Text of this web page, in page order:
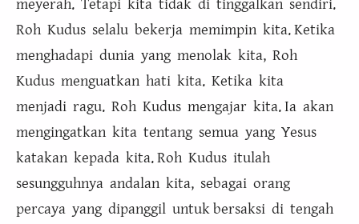
meyerah. Tetapi kita tidak di tinggalkan sendiri.
Roh Kudus selalu bekerja memimpin kita. Ketika
menghadapi dunia yang menolak kita, Roh
Kudus menguatkan hati kita. Ketika kita
menjadi ragu. Roh Kudus mengajar kita. Ia akan
mengingatkan kita tentang semua yang Yesus
katakan kepada kita. Roh Kudus itulah
sesungguhnya andalan kita, sebagai orang
percaya yang dipanggil untuk bersaksi di tengah